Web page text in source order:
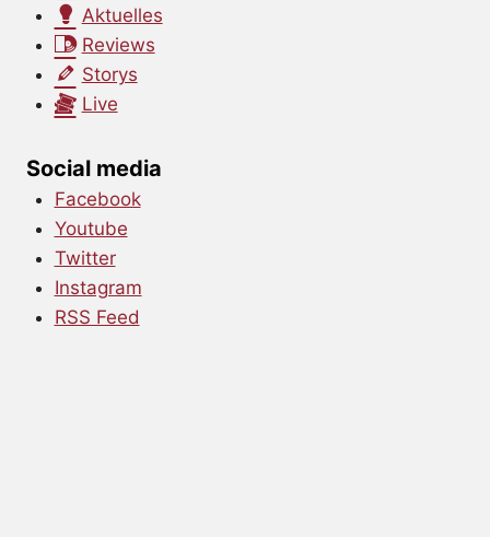
Aktuelles
Reviews
Storys
Live
Social media
Facebook
Youtube
Twitter
Instagram
RSS Feed